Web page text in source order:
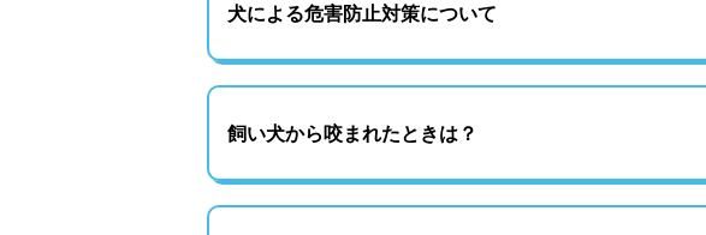
犬による危害防止対策について
飼い犬から咬まれたときは？